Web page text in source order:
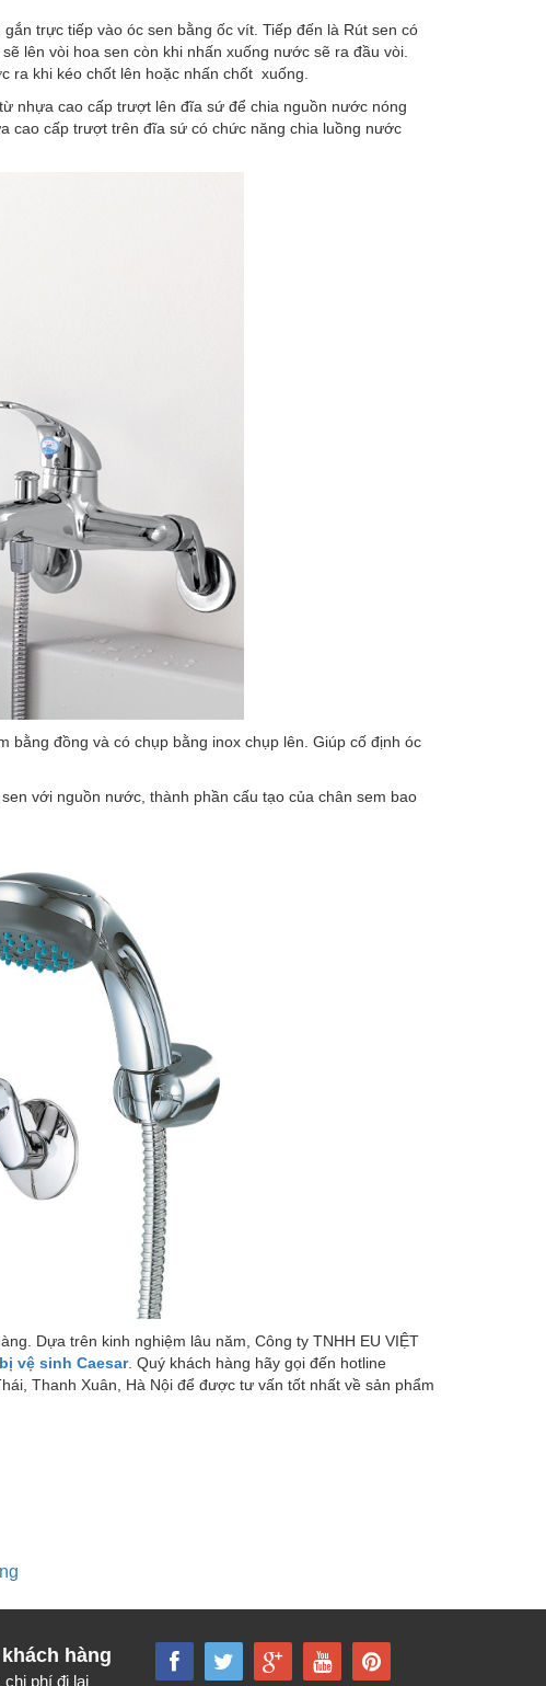
trực tiếp vào óc sen bằng ốc vít. Tiếp đến là Rút sen có
lên vòi hoa sen còn khi nhấn xuống nước sẽ ra đầu vòi.
ra khi kéo chốt lên hoặc nhấn chốt xuống.
nhựa cao cấp trượt lên đĩa sứ để chia nguồn nước nóng
cao cấp trượt trên đĩa sứ có chức năng chia luồng nước
bằng đồng và có chụp bằng inox chụp lên. Giúp cố định óc
với nguồn nước, thành phần cấu tạo của chân sem bao
Dựa trên kinh nghiệm lâu năm, Công ty TNHH EU VIỆT
vệ sinh Caesar. Quý khách hàng hãy gọi đến hotline
Thanh Xuân, Hà Nội để được tư vấn tốt nhất về sản phẩm
hàng
chi phí đi lại